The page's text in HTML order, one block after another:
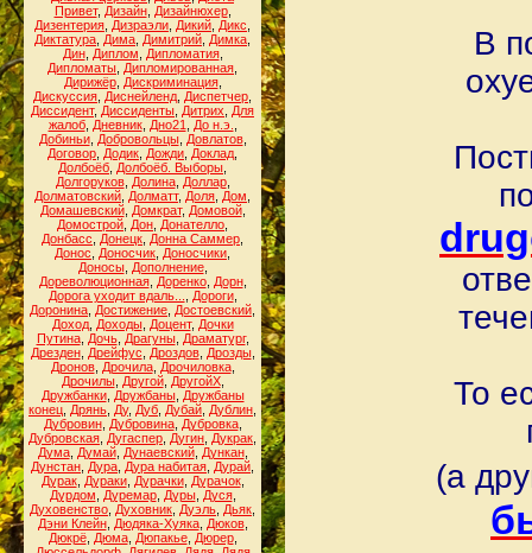
Привет, Дизайн, Дизайнюхер,
Дизентерия Дизраэли Дикий Дикс
Диктатура Дима Димитрий Димка
Дин, Диплом Дипломатия,
Дипломаты Дипломированная
Дирижёр, Дискриминация,
Дискуссия Диснейленд Диспетчер
Диссидент, Диссиденты Дитрих
Для
жалоб, Дневник, Дно21 До н.э.
Добиньи, Добровольцы, Довлатов,
Договор Додик Дожди Доклад
Долбоёб Долбоёб. Выборы
Долгоруков, Долина, Доллар,
Долматовский Долматт, Доля Дом
Домашевский, Домкрат, Домовой,
Домострой Дон Донателло
Донбасс
Донецк Донна Саммер
Донос
Доносчик Доносчики
Доносы, Дополнение,
Дореволюционная, Доренко, Дорн,
Дорога уходит вдаль...
Дороги,
Доронина Достижение Достоевский
Доход, Доходы, Доцент, Дочки
Путина, Дочь, Драгуны, Драматург,
Дрезден, Дрейфус Дроздов, Дрозды,
Дронов, Дрочила, Дрочиловка,
Дрочилы, Другой, ДругойХ,
Дружбанки, Дружбаны, Дружбаны
конец Дрянь Ду, Дуб Дубай Дублин
Дубровин, Дубровина, Дубровка,
Дубровская Дугаспер Дугин Дукрак
Дума, Думай, Дунаевский, Дункан,
Дунстан Дура Дура набитая Дурай
Дурак, Дураки, Дурачки, Дурачок,
Дурдом
Дуремар, Дуры, Дуся,
Духовенство Духовник Дуэль Дьяк
Дэни Клейн, Дюдяка-Хуяка, Дюков,
Дюкрё, Дюма, Дюпакье, Дюрер,
В
То
(а